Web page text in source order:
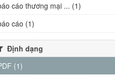
cáo thương mại ... (1)
cáo (1)
Định dạng
(1)